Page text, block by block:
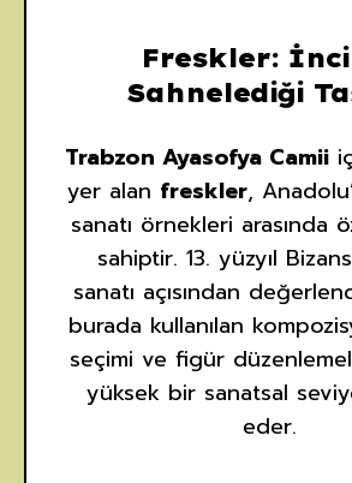
Freskler:
Sahnelediği
Trabzon Ayasofya Camiiiç
yer alan freskler,
sanatı örnekleri arasında
sahiptir. 13. yüzyıl
sanatı açısından
burada kullanılan
seçimi ve figür
yüksek bir sanatsal
eder.